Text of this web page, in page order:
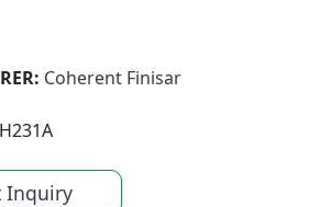
Coherent Finisar
Inquiry